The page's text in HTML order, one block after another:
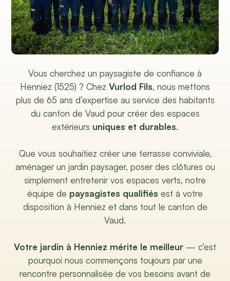
Vous cherchez un paysagiste de confiance à
Henniez (1525) ? Chez Vurlod Fils, nous mettons
plus de 65 ans d’expertise au service des habitants
du canton de Vaud pour créer des espaces
extérieurs uniques et durables.
Que vous souhaitiez créer une terrasse conviviale,
aménager un jardin paysager, poser des clôtures ou
simplement entretenir vos espaces verts, notre
équipe de paysagistes qualifiés est à votre
disposition à Henniez et dans tout le canton de
Vaud.
Votre jardin à Henniez mérite le meilleur — c’est
pourquoi nous commençons toujours par une
rencontre personnalisée de vos besoins avant de